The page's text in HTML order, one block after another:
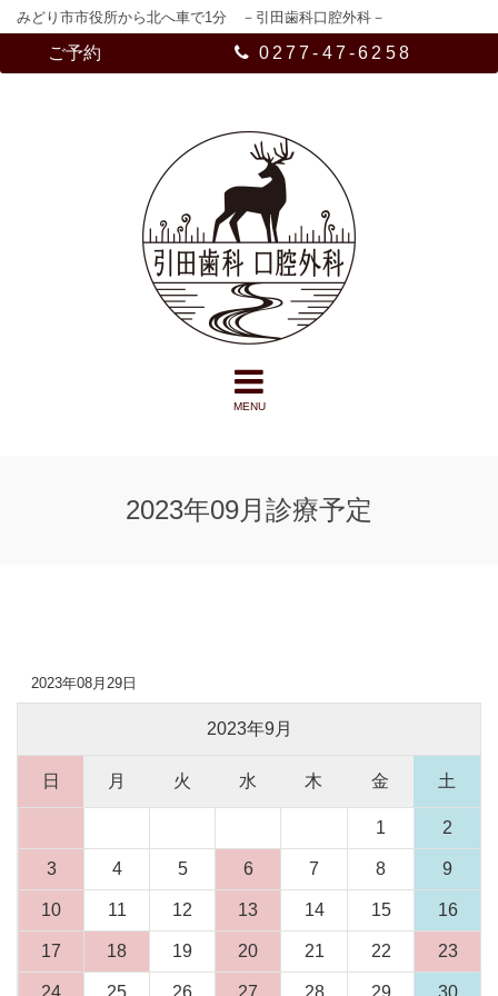
みどり市市役所から北へ車で1分 －引田歯科口腔外科－
0277-47-6258
ご予約
MENU
2023年09月診療予定
2023年08月29日
2023年9月
日 月 火 水 木 金 土
1 2
3 4 5 6 7 8 9
10 11 12 13 14 15 16
17 18 19 20 21 22 23